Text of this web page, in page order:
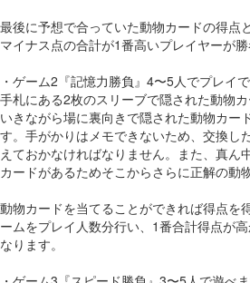
最後に予想で合っていた動物カードの得点
マイナス点の合計が1番高いプレイヤーが勝
・ゲーム2『記憶力勝負』4〜5人でプレイで
手札にある2枚のスリーブで隠された動物
いきながら場に裏向きで隠された動物カー
す。手がかりはメモできないため、交換し
えておかなければなりません。また、真ん
カードがあるためそこからさらに正解の動
動物カードを当てることができれば得点を
ームをプレイ人数分行い、1番合計得点が
なります。